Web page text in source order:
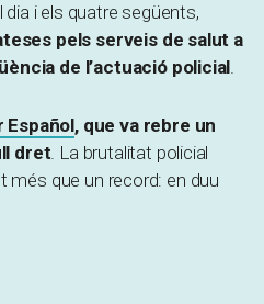
i els quatre següents,
pels serveis de salut a
de l’actuació policial.
Español, que va rebre un
dret. La brutalitat policial
més que un record: en duu